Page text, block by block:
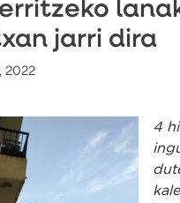
jarri dira
2022
4